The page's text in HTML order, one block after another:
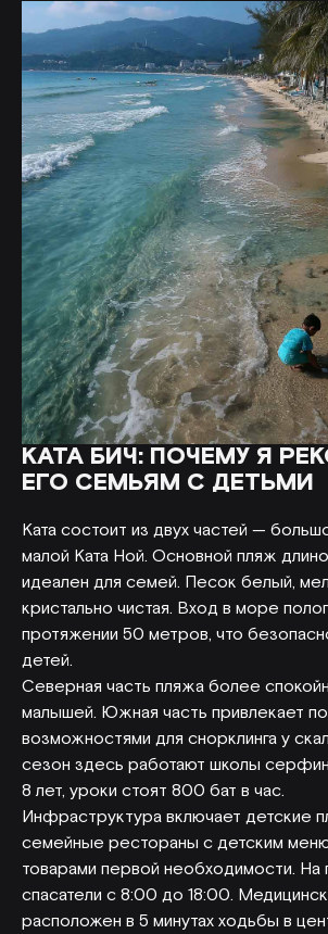
КАТА БИЧ: ПОЧЕМУ Я
ЕГО СЕМЬЯМ С ДЕТЬМИ
Ката состоит из двух частей —
малой Ката Ной. Основной пляж
идеален для семей. Песок белый,
кристально чистая. Вход в море
протяжении 50 метров, что
детей.
Северная часть пляжа более
малышей. Южная часть привлекает
возможностями для снорклинга у
сезон здесь работают школы
8 лет, уроки стоят 800 бат в час.
Инфраструктура включает детские
семейные рестораны с детским
товарами первой необходимости.
спасатели с 8:00 до 18:00.
расположен в 5 минутах ходьбы в